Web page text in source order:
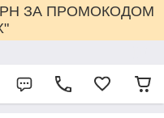
ЗА ПРОМОКОДОМ